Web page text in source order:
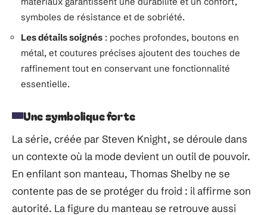
symboles de résistance et de sobriété.
Les détails soignés : poches profondes, boutons en
métal, et coutures précises ajoutent des touches de
raffinement tout en conservant une fonctionnalité
essentielle.
Une symbolique forte
La série, créée par Steven Knight, se déroule dans
un contexte où la mode devient un outil de pouvoir.
En enfilant son manteau, Thomas Shelby ne se
contente pas de se protéger du froid : il affirme son
autorité. La figure du manteau se retrouve aussi